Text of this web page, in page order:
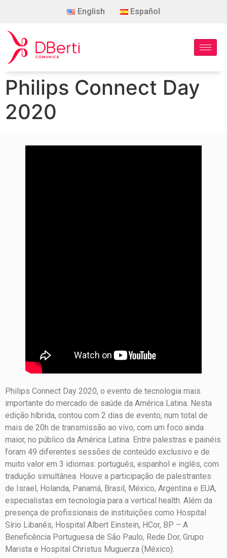
English Español
Philips Connect Day
2020
Philips Connect Day 2020, o evento de tecnologia mais
importante do mercado de saúde da América Latina. Nesta
edição híbrida, contou com 2 dias de evento, num total de
mais de 20h de transmissão ao vivo, com um foco ainda
maior, no público da América Latina. Entre palestras e painéis
foram 49 diferentes sessões de conteúdo exclusivo e de
muito valor em 3 idiomas: português, espanhol e inglês, com
tradução simultânea. Houve a participação de palestrantes
de Israel, Holanda, Panamá, Brasil, México, Argentina e EUA,
especialistas em tecnologia para a vertical health. Além da
presença de profissionais de instituições como Hospital
Sírio Libanês, Hospital Albert Einstein, HCor, BP – A
Beneficência Portuguesa de São Paulo, Rede Dor, Grupo
Marista e Hospital Christus Muguerza (México).